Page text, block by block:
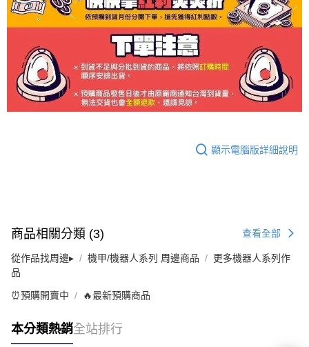
顯示電腦版詳細說明
商品相關分類 (3) 查看全部
從作品找周邊▸ 機甲/機器人系列 周邊商品
更多機器人系列作
品
⏰預購開賣中 🔥最新預購商品
本分類熱銷全站排行